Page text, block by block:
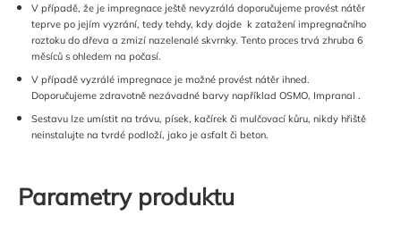
V případě, že je impregnace ještě nevyzrálá doporučujeme provést nátěr
teprve po jejím vyzrání, tedy tehdy, kdy dojde k zatažení impregnačního
roztoku do dřeva a zmizí nazelenalé skvrnky. Tento proces trvá zhruba 6
měsíců s ohledem na počasí.
V případě vyzrálé impregnace je možné provést nátěr ihned.
Doporučujeme zdravotně nezávadné barvy například OSMO, Impranal
Sestavu lze umístit na trávu, písek, kačírek či mulčovací kůru, nikdy hřiště
neinstalujte na tvrdé podloží, jako je asfalt či beton.
Parametry produktu